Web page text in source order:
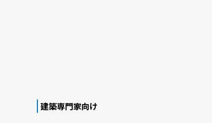
建築専門家向け